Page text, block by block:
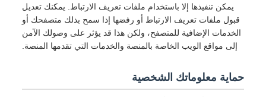
يمكن تنفيذها إلا باستخدام ملفات تعريف الارتباط. يمكنك تعديل
قبول ملفات تعريف الارتباط أو رفضها إذا سمح بذلك متصفحك أو
الخدمات الإضافية للمتصفح، ولكن هذا قد يؤثر على وصولك الآمن
إلى مواقع الويب الخاصة بالمنصة والخدمات التي تقدمها المنصة.
حماية معلوماتك الشخصية